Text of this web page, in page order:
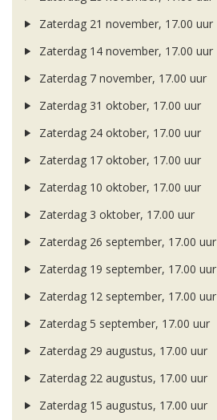
Zaterdag 21 november, 17.00 uur
Zaterdag 14 november, 17.00 uur
Zaterdag 7 november, 17.00 uur
Zaterdag 31 oktober, 17.00 uur
Zaterdag 24 oktober, 17.00 uur
Zaterdag 17 oktober, 17.00 uur
Zaterdag 10 oktober, 17.00 uur
Zaterdag 3 oktober, 17.00 uur
Zaterdag 26 september, 17.00 uur
Zaterdag 19 september, 17.00 uur
Zaterdag 12 september, 17.00 uur
Zaterdag 5 september, 17.00 uur
Zaterdag 29 augustus, 17.00 uur
Zaterdag 22 augustus, 17.00 uur
Zaterdag 15 augustus, 17.00 uur